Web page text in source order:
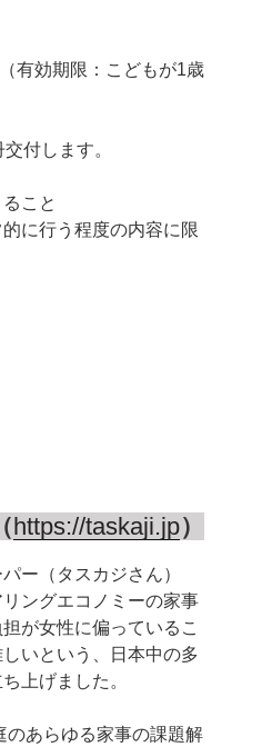
有効期限：こどもが1歳
付します。
こと
に行う程度の内容に限
https://taskaji.jp）
ー（タスカジさん）
ングエコノミーの家事
が女性に偏っているこ
いという、日本中の多
上げました。
のあらゆる家事の課題解